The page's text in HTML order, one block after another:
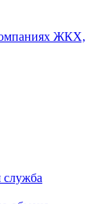
ЖКХ,
служба